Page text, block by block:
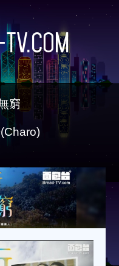
窮